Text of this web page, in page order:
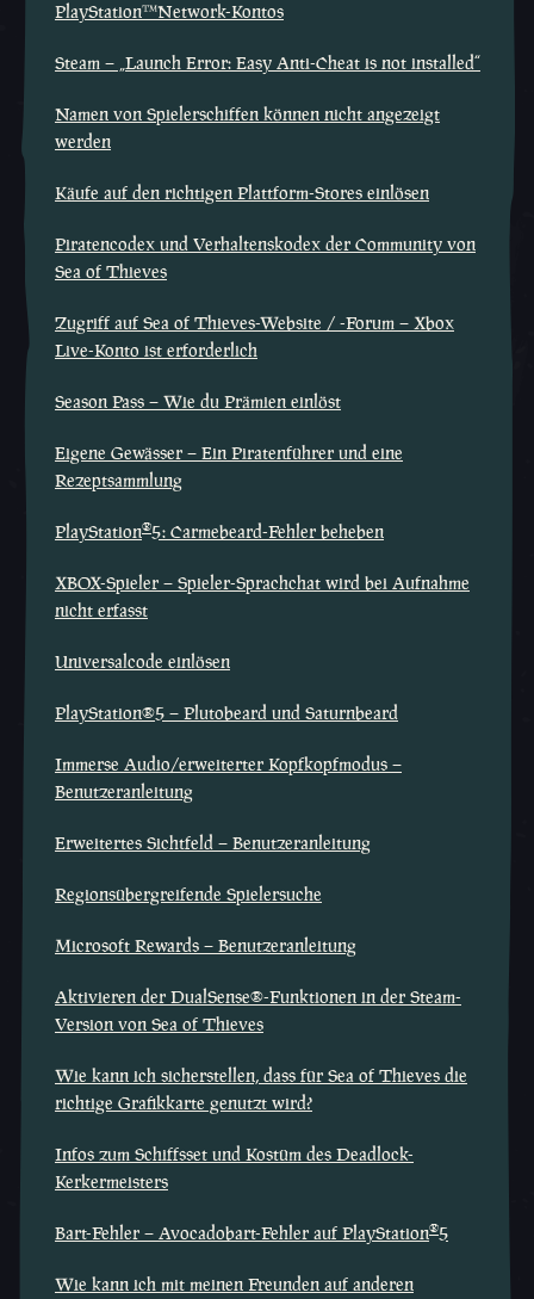
PlayStation™Network-Kontos
Steam – „Launch Error: Easy Anti-Cheat is not installed“
Namen von Spielerschiffen können nicht angezeigt
werden
Käufe auf den richtigen Plattform-Stores einlösen
Piratencodex und Verhaltenskodex der Community von
Sea of Thieves
Zugriff auf Sea of Thieves-Website / -Forum – Xbox
Live-Konto ist erforderlich
Season Pass – Wie du Prämien einlöst
Eigene Gewässer – Ein Piratenführer und eine
Rezeptsammlung
PlayStation®5: Carmebeard-Fehler beheben
XBOX-Spieler – Spieler-Sprachchat wird bei Aufnahme
nicht erfasst
Universalcode einlösen
PlayStation®5 – Plutobeard und Saturnbeard
Immerse Audio/erweiterter Kopfkopfmodus –
Benutzeranleitung
Erweitertes Sichtfeld – Benutzeranleitung
Regionsübergreifende Spielersuche
Microsoft Rewards – Benutzeranleitung
Aktivieren der DualSense®-Funktionen in der Steam-
Version von Sea of Thieves
Wie kann ich sicherstellen, dass für Sea of Thieves die
richtige Grafikkarte genutzt wird?
Infos zum Schiffsset und Kostüm des Deadlock-
Kerkermeisters
Bart-Fehler – Avocadobart-Fehler auf PlayStation®5
Wie kann ich mit meinen Freunden auf anderen